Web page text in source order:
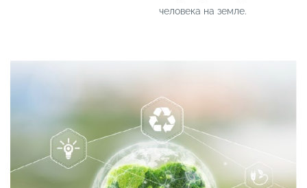
человека на земле.